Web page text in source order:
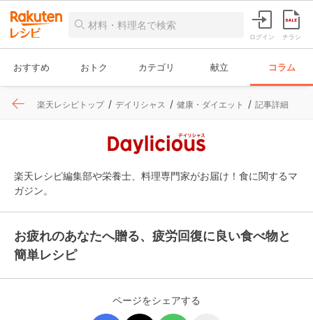
ログイン チラシ
おすすめ おトク カテゴリ 献立 コラム
楽天レシピトップ デイリシャス 健康・ダイエット 記事詳細
楽天レシピ編集部や栄養士、料理専門家がお届け！食に関するマ
ガジン。
お疲れのあなたへ贈る、疲労回復に良い食べ物と
簡単レシピ
ページをシェアする